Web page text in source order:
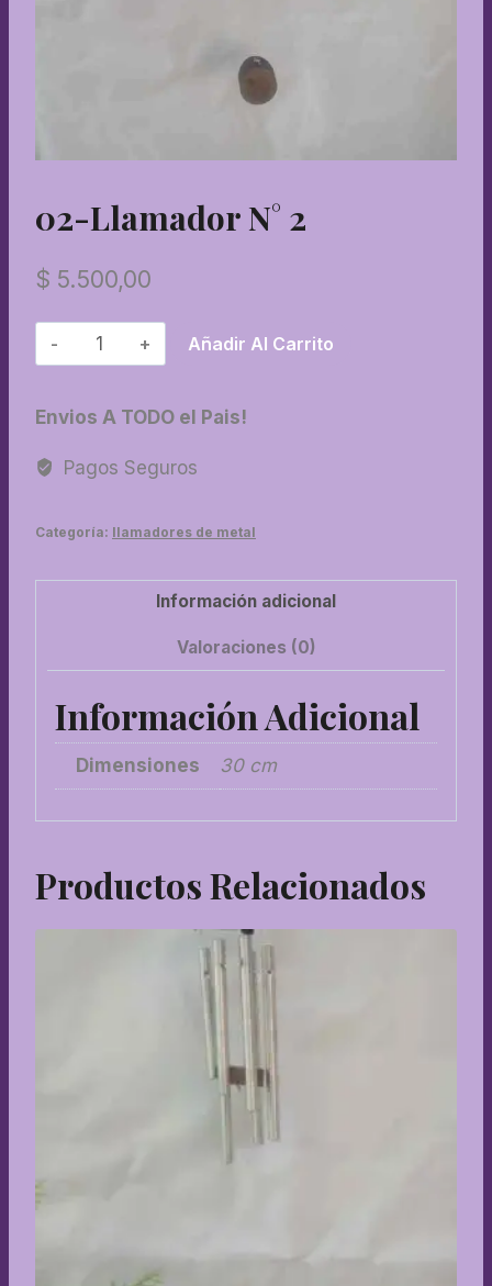
02-Llamador N° 2
$ 5.500,00
02-
Llamador
2
Añadir Al Carrito
Envios A TODO el Pais!
Pagos Seguros
Categoría: llamadores de metal
Información adicional
Valoraciones (0)
Información Adicional
Dimensiones 30 cm
Productos Relacionados